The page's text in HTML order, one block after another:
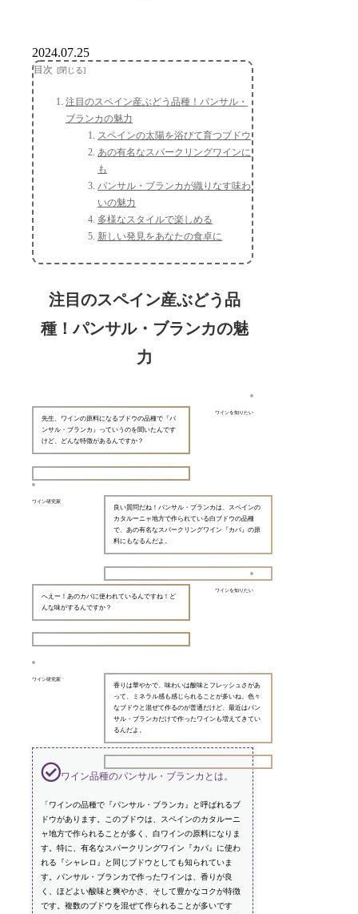
2024.07.25
目次
注目のスペイン産ぶどう品種！パンサル・
ブランカの魅力
スペインの太陽を浴びて育つブドウ
あの有名なスパークリングワインに
も
パンサル・ブランカが織りなす味わ
いの魅力
多様なスタイルで楽しめる
新しい発見をあなたの食卓に
注目のスペイン産ぶどう品
種！パンサル・ブランカの魅
力
ワインを知りたい
先生、ワインの原料になるブドウの品種で『パ
ンサル・ブランカ』っていうのを聞いたんです
けど、どんな特徴があるんですか？
ワイン研究家
良い質問だね！パンサル・ブランカは、スペインの
カタルーニャ地方で作られている白ブドウの品種
で、あの有名なスパークリングワイン『カバ』の原
料にもなるんだよ。
ワインを知りたい
へえー！あのカバに使われているんですね！ど
んな味がするんですか？
ワイン研究家
香りは華やかで、味わいは酸味とフレッシュさがあ
って、ミネラル感も感じられることが多いね。色々
なブドウと混ぜて作るのが普通だけど、最近はパン
サル・ブランカだけで作ったワインも増えてきてい
るんだよ。
ワイン品種のパンサル・ブランカとは。
「ワインの品種で『パンサル・ブランカ』と呼ばれるブ
ドウがあります。このブドウは、スペインのカタルーニ
ャ地方で作られることが多く、白ワインの原料になりま
す。特に、有名なスパークリングワイン『カバ』に使わ
れる『シャレロ』と同じブドウとしても知られていま
す。パンサル・ブランカで作ったワインは、香りが良
く、ほどよい酸味と爽やかさ、そして豊かなコクが特徴
です。複数のブドウを混ぜて作られることが多いです